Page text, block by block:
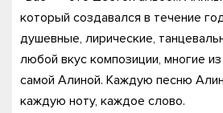
который создавался в течение
душевные, лирические,
любой вкус композиции, многие
самой Алиной. Каждую песню
каждую ноту, каждое слово.